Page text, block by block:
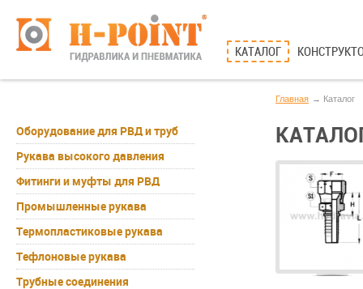
КАТАЛОГ
Оборудование для РВД и труб
Рукава высокого давления
Фитинги и муфты для РВД
Промышленные рукава
Термопластиковые рукава
Тефлоновые рукава
Трубные соединения
Главная Каталог